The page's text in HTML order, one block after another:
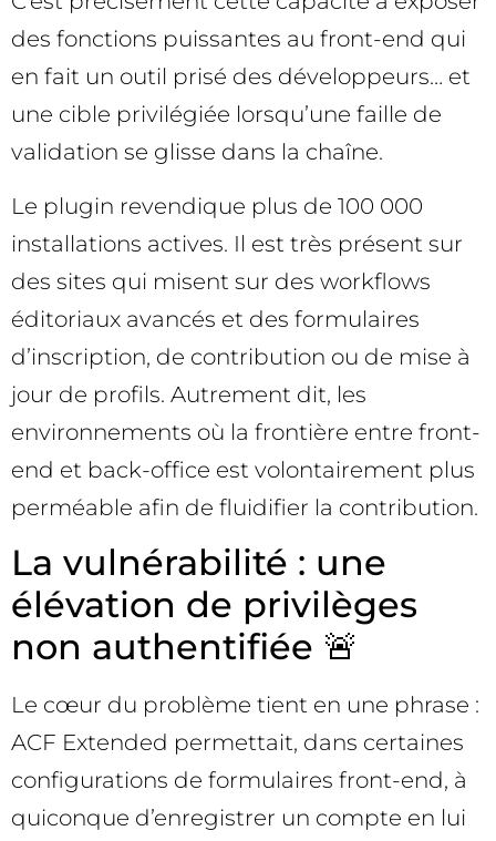
des fonctions puissantes au front-end qui
en fait un outil prisé des développeurs… et
une cible privilégiée lorsqu’une faille de
validation se glisse dans la chaîne.
Le plugin revendique plus de 100 000
installations actives. Il est très présent sur
des sites qui misent sur des workflows
éditoriaux avancés et des formulaires
d’inscription, de contribution ou de mise à
jour de profils. Autrement dit, les
environnements où la frontière entre front-
end et back-office est volontairement plus
perméable afin de fluidifier la contribution.
La vulnérabilité : une
élévation de privilèges
non authentifiée 🚨
Le cœur du problème tient en une phrase :
ACF Extended permettait, dans certaines
configurations de formulaires front-end, à
quiconque d’enregistrer un compte en lui